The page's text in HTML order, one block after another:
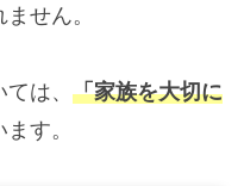
せん。
は、 「家族を大切に
す。